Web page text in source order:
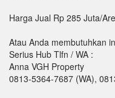
Harga Jual Rp 285 Juta/Are
Atau Anda membutuhkan
Serius Hub Tlfn / WA :
Anna VGH Property
0813-5364-7687 (WA),